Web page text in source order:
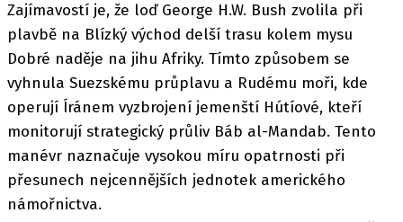
Zajímavostí je, že loď George H.W. Bush zvolila při
plavbě na Blízký východ delší trasu kolem mysu
Dobré naděje na jihu Afriky. Tímto způsobem se
vyhnula Suezskému průplavu a Rudému moři, kde
operují Íránem vyzbrojení jemenští Hútíové, kteří
monitorují strategický průliv Báb al-Mandab. Tento
manévr naznačuje vysokou míru opatrnosti při
přesunech nejcennějších jednotek amerického
námořnictva.